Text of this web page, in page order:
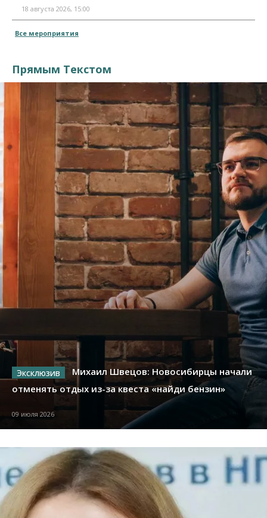
18 августа 2026, 15:00
Все мероприятия
Прямым Текстом
Михаил Швецов: Новосибирцы начали
отменять отдых из-за квеста «найди бензин»
09 июля 2026